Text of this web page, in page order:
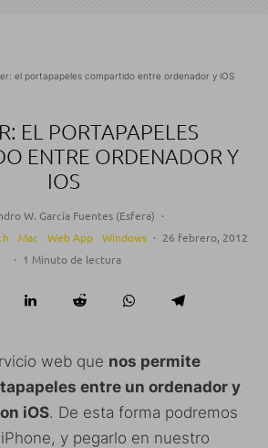
el portapapeles compartido entre ordenador y iOS
EL PORTAPAPELES
ENTRE ORDENADOR Y
IOS
W. García Fuentes (Esfera) ·
Mac Web App Windows · 26 febrero, 2012
· 1 Minuto de lectura
web que nos permite
entre un ordenador y
iOS. De esta forma podremos
y pegarlo en nuestro